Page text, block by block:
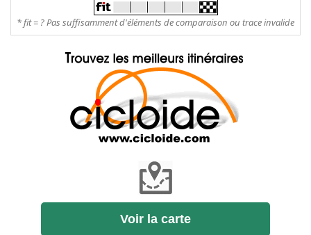
* fit = ? Pas suffisamment d'éléments de comparaison ou trace invalide
Voir la carte